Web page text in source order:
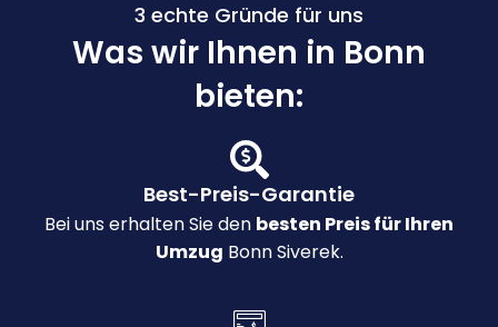
3 echte Gründe für uns
Was wir Ihnen in Bonn
bieten:
Best-Preis-Garantie
Bei uns erhalten Sie den besten Preis für Ihren
Umzug Bonn Siverek.